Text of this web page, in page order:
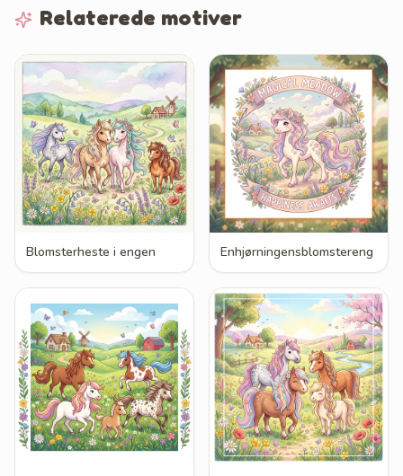
Relaterede motiver
Blomsterheste i engen Enhjørningensblomstereng